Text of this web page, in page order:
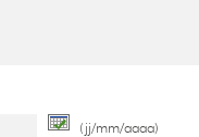
(jj/mm/aaaa)